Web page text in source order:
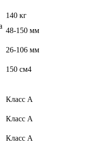
140 кг
48-150 мм
26-106 мм
150 см4
Класс А
Класс А
Класс А